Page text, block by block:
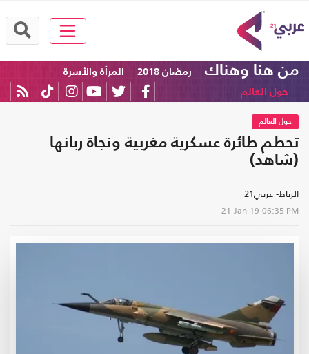
من هنا وهناك رمضان 2018
المرأة والأسرة
حول العالم
حول العالم
تحطم طائرة عسكرية مغربية ونجاة ربانها
(شاهد)
الرباط- عربي21
21-Jan-19 06:35 PM